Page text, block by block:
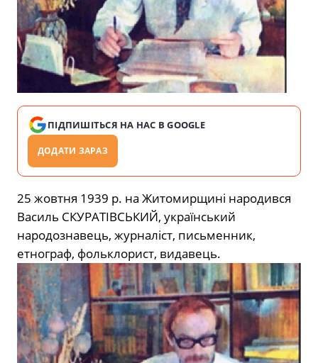
ПІДПИШІТЬСЯ НА НАС В GOOGLE
ДОДАТИ ЗАРАЗ
25 жовтня 1939 р. на Житомирщині народився
Василь СКУРАТІВСЬКИЙ, український
народознавець, журналіст, письменник,
етнограф, фольклорист, видавець.